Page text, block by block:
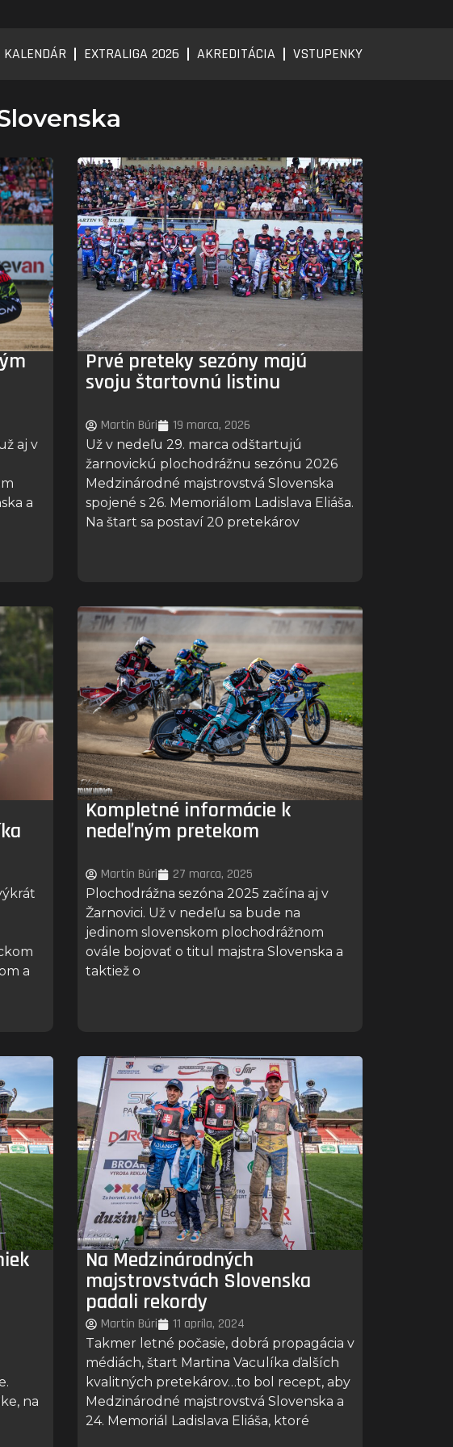
KALENDÁR EXTRALIGA 2026 AKREDITÁCIA VSTUPENKY
aj v
a
Prvé preteky sezóny majú
svoju štartovnú listinu
Martin Búri 19 marca, 2026
Už v nedeľu 29. marca odštartujú
žarnovickú plochodrážnu sezónu 2026
Medzinárodné majstrovstvá Slovenska
spojené s 26. Memoriálom Ladislava Eliáša.
Na štart sa postaví 20 pretekárov
a
Kompletné informácie k
nedeľným pretekom
Martin Búri 27 marca, 2025
Plochodrážna sezóna 2025 začína aj v
Žarnovici. Už v nedeľu sa bude na
jedinom slovenskom plochodrážnom
ovále bojovať o titul majstra Slovenska a
taktiež o
na
Na Medzinárodných
majstrovstvách Slovenska
padali rekordy
Martin Búri 11 apríla, 2024
Takmer letné počasie, dobrá propagácia v
médiách, štart Martina Vaculíka ďalších
kvalitných pretekárov…to bol recept, aby
Medzinárodné majstrovstvá Slovenska a
24. Memoriál Ladislava Eliáša, ktoré